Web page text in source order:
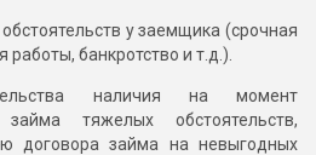
у заемщика (срочная
банкротство и т.д.).
наличия на момент
тяжелых обстоятельств,
договора займа на невыгодных